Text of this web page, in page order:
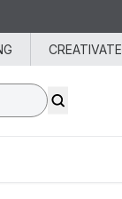
CREATIVATE